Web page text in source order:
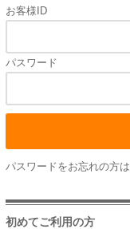
お客様ID
パスワード
パスワードをお忘れの方は
初めてご利用の方